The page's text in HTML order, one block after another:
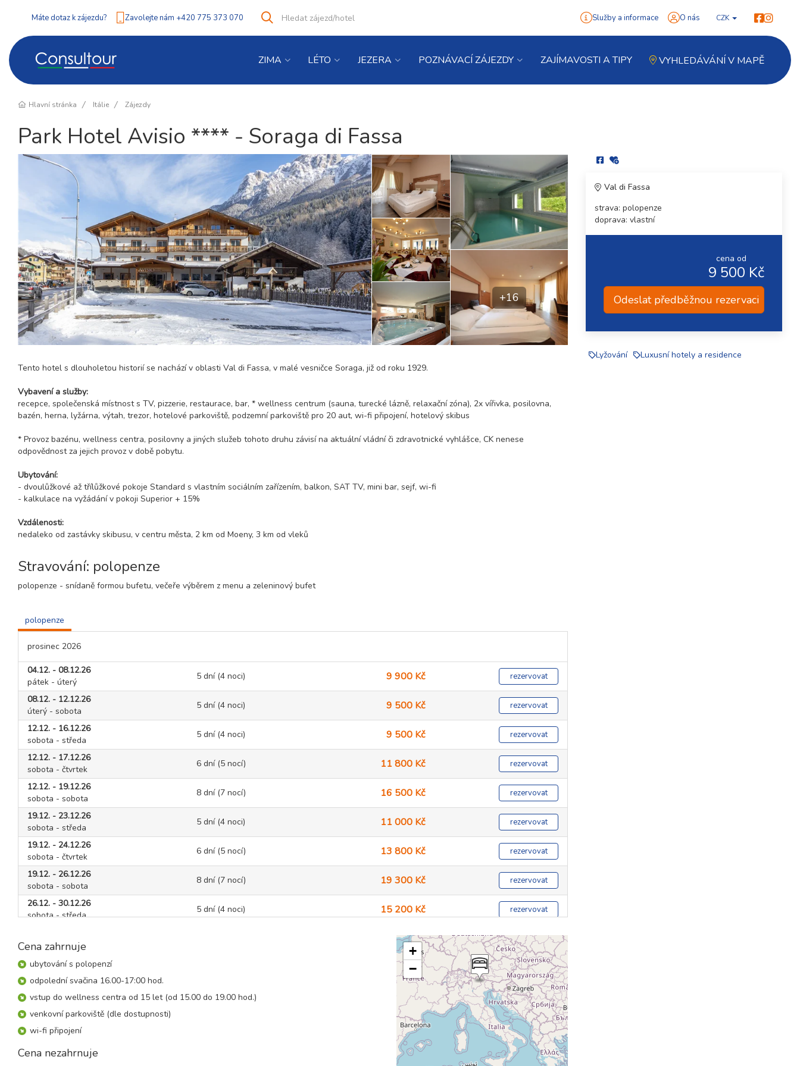
Máte dotaz k zájezdu? Zavolejte nám +420 775 373 070
co
Vyhledat Služby a informace O nás CZK
ZIMA LÉTO JEZERA POZNÁVACÍ ZÁJEZDY ZAJÍMAVOSTI A TIPY VYHLEDÁVÁNÍ V MAPĚ
Hlavní stránka Itálie Zájezdy
Park Hotel Avisio **** - Soraga di Fassa
+16
Tento hotel s dlouholetou historií se nachází v oblasti Val di Fassa, v malé vesničce Soraga, již od roku 1929.
Vybavení a služby:
recepce, společenská místnost s TV, pizzerie, restaurace, bar, * wellness centrum (sauna, turecké lázně, relaxační zóna), 2x vířivka, posilovna,
bazén, herna, lyžárna, výtah, trezor, hotelové parkoviště, podzemní parkoviště pro 20 aut, wi-fi připojení, hotelový skibus
* Provoz bazénu, wellness centra, posilovny a jiných služeb tohoto druhu závisí na aktuální vládní či zdravotnické vyhlášce, CK nenese
odpovědnost za jejich provoz v době pobytu.
Ubytování:
- dvoulůžkové až třílůžkové pokoje Standard s vlastním sociálním zařízením, balkon, SAT TV, mini bar, sejf, wi-fi
- kalkulace na vyžádání v pokoji Superior + 15%
Vzdálenosti:
nedaleko od zastávky skibusu, v centru města, 2 km od Moeny, 3 km od vleků
Stravování: polopenze
polopenze - snídaně formou bufetu, večeře výběrem z menu a zeleninový bufet
polopenze
prosinec 2026
04.12. - 08.12.26
pátek - úterý
5 dní (4 noci) 9 900 Kč rezervovat
08.12. - 12.12.26
úterý - sobota
5 dní (4 noci) 9 500 Kč rezervovat
12.12. - 16.12.26
sobota - středa
5 dní (4 noci) 9 500 Kč rezervovat
12.12. - 17.12.26
sobota - čtvrtek
6 dní (5 nocí) 11 800 Kč rezervovat
12.12. - 19.12.26
sobota - sobota
8 dní (7 nocí) 16 500 Kč rezervovat
19.12. - 23.12.26
sobota - středa
5 dní (4 noci) 11 000 Kč rezervovat
19.12. - 24.12.26
sobota - čtvrtek
6 dní (5 nocí) 13 800 Kč rezervovat
19.12. - 26.12.26
sobota - sobota
8 dní (7 nocí) 19 300 Kč rezervovat
26.12. - 30.12.26
sobota - středa
5 dní (4 noci) 15 200 Kč rezervovat
sobota - čtvrtek
19 000 Kč rezervovat
26.12. - 02.01.27
26 600 Kč rezervovat
leden 2027
02.01. - 06.01.27
sobota - středa
15 200 Kč rezervovat
02.01. - 07.01.27
17 600 Kč rezervovat
Cena zahrnuje
ubytování s polopenzí
odpolední svačina 16.00-17:00 hod.
vstup do wellness centra od 15 let (od 15.00 do 19.00 hod.)
venkovní parkoviště (dle dostupnosti)
wi-fi připojení
Cena nezahrnuje
+
−
Val di Fassa
strava: polopenze
doprava: vlastní
cena od
9 500 Kč
Odeslat předběžnou rezervaci
Lyžování Luxusní hotely a residence